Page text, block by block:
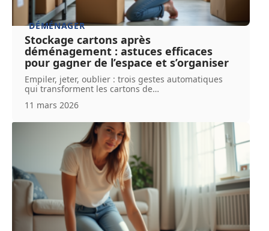
DÉMÉNAGER
Stockage cartons après
déménagement : astuces efficaces
pour gagner de l’espace et s’organiser
Empiler, jeter, oublier : trois gestes automatiques
qui transforment les cartons de…
11 mars 2026